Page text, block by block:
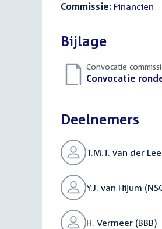
Commissie: Financiën
Bijlage
Convocatie
Download
Convocatie
Deelnemers
T.M.T. van der
Y.J. van Hijum
H. Vermeer (BBB)